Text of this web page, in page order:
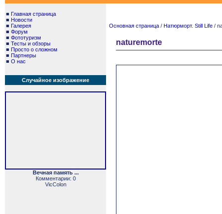
■ Главная страница
■ Новости
■ Галерея
■ Форум
■ Фототуризм
■ Тесты и обзоры
■ Просто о сложном
■ Партнеры
■ О нас
Случайное изображение
Вечная память ...
Комментарии: 0
VicColon
Основная страница / Натюрморт. Still Life /
naturemorte